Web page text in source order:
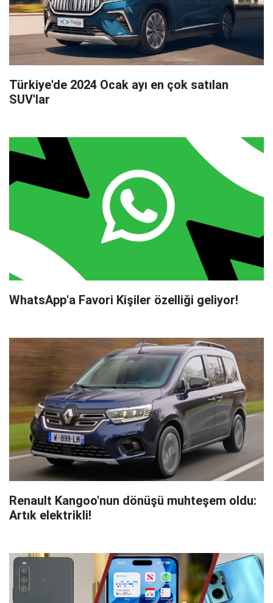
Türkiye'de 2024 Ocak ayı en çok satılan
SUV'lar
WhatsApp'a Favori Kişiler özelliği geliyor!
Renault Kangoo'nun dönüşü muhteşem oldu:
Artık elektrikli!